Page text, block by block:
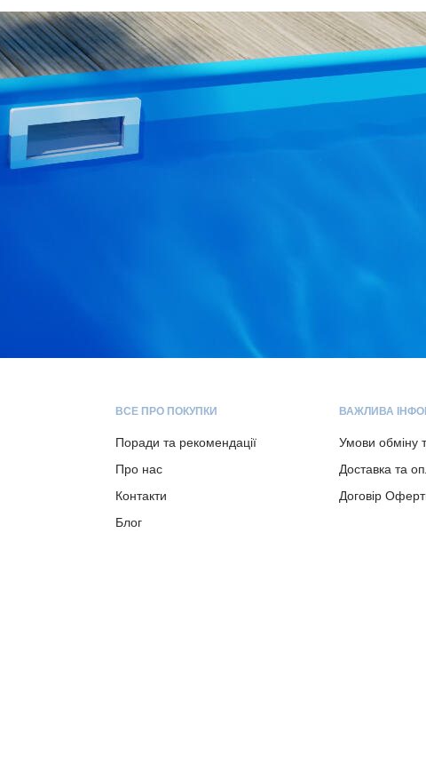
ВСЕ ПРО ПОКУПКИ
Поради та рекомендації
Про нас
Контакти
Блог
ВАЖЛИВА
Умови обміну
Доставка та
Договір